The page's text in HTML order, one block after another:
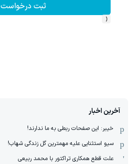
ثبت درخواست
‹
آخرین اخبار
خیبر: این صفحات ربطی به ما ندارند!
سیو استثنایی علیه مهمترین گل زندگی شهاب!
علت قطع همکاری تراکتور با محمد ربیعی